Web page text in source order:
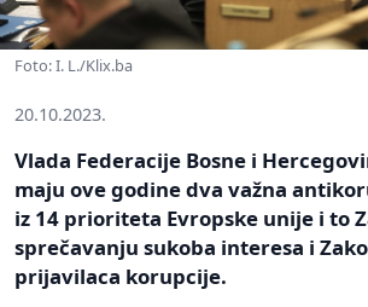
Foto: I. L./Klix.ba
20.10.2023.
Vlada Federacije Bosne i
maju ove godine dva važna
iz 14 prioriteta Evropske unije i to
sprečavanju sukoba interesa i
prijavilaca korupcije.